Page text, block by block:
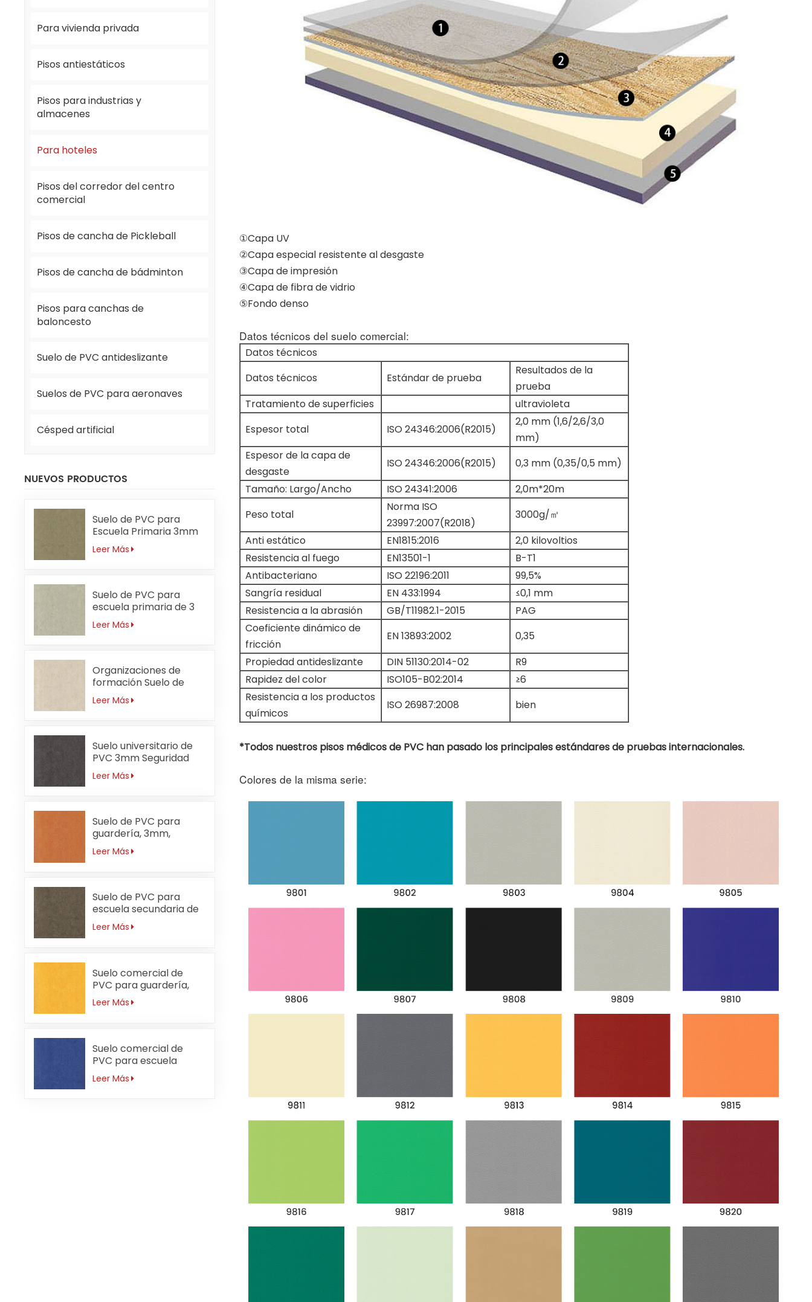
Para vivienda privada
Pisos antiestáticos
Pisos para industrias y
almacenes
Para hoteles
Pisos del corredor del centro
comercial
Pisos de cancha de Pickleball
Pisos de cancha de bádminton
Pisos para canchas de
baloncesto
Suelo de PVC antideslizante
Suelos de PVC para aeronaves
Césped artificial
NUEVOS PRODUCTOS
Suelo de PVC para
Escuela Primaria 3mm
Sin Formaldehído
Leer Más
Suelo de PVC para
escuela primaria de 3
mm resistente a ácidos
y álcalis
Leer Más
Organizaciones de
formación Suelo de
PVC 3mm
Antibacteriano
Leer Más
Suelo universitario de
PVC 3mm Seguridad
Leer Más
Suelo de PVC para
guardería, 3mm,
ignífugo, naranja
Leer Más
Suelo de PVC para
escuela secundaria de
3 mm resistente al
desgaste
Leer Más
Suelo comercial de
PVC para guardería,
resistente al agua,
3mm
Leer Más
Suelo comercial de
PVC para escuela
primaria antideslizante
de 3mm
Leer Más
①Capa UV
②Capa especial resistente al desgaste
③Capa de impresión
④Capa de fibra de vidrio
⑤Fondo denso
Datos técnicos del suelo comercial:
Datos técnicos
Datos técnicos
Estándar de prueba
Resultados de la
prueba
Tratamiento de superficies
ultravioleta
Espesor total
ISO 24346:2006(R2015)
2,0 mm (1,6/2,6/3,0
mm)
Espesor de la capa de
desgaste
ISO 24346:2006(R2015)
0,3 mm (0,35/0,5 mm)
Tamaño: Largo/Ancho
ISO 24341:2006
2,0m*20m
Peso total
Norma ISO
23997:2007(R2018)
3000g/㎡
Anti estático
EN1815:2016
2,0 kilovoltios
Resistencia al fuego
EN13501-1
B-T1
Antibacteriano
ISO 22196:2011
99,5%
Sangría residual
EN 433:1994
≤0,1 mm
Resistencia a la abrasión
GB/T11982.1-2015
PAG
Coeficiente dinámico de
fricción
EN 13893:2002
0,35
Propiedad antideslizante
DIN 51130:2014-02
R9
Rapidez del color
ISO105-B02:2014
≥6
Resistencia a los productos
químicos
ISO 26987:2008 bien
*Todos nuestros pisos médicos de PVC han pasado los principales estándares de pruebas internacionales.
Colores de la misma serie: